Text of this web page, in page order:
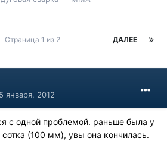
ДАЛЕЕ
Страница 1 из 2
5 января, 2012
с одной проблемой. раньше была у
сотка (100 мм), увы она кончилась.